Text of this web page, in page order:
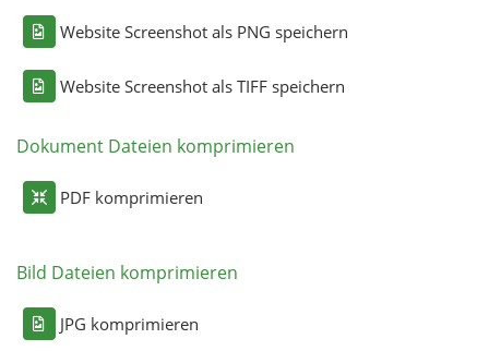
Website Screenshot als PNG speichern
Website Screenshot als TIFF speichern
Dokument Dateien komprimieren
PDF komprimieren
Bild Dateien komprimieren
JPG komprimieren